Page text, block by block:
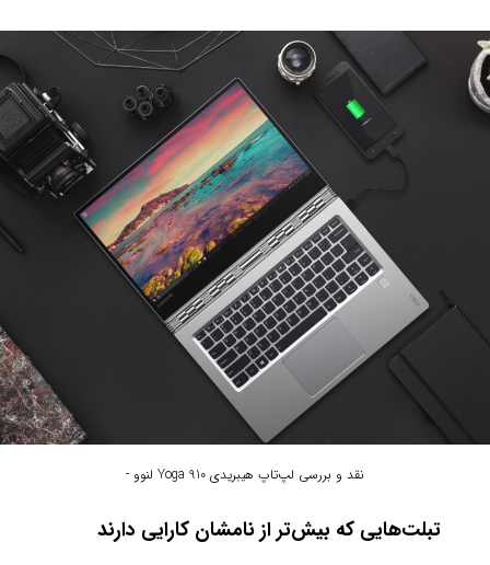
نقد و بررسی لپ‌تاپ هیبریدی Yoga 910 لنوو -
تبلت‌هایی که بیش‌تر از نامشان کارایی دارند